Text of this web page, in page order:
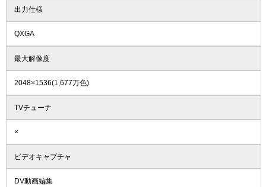
出力仕様
QXGA
最大解像度
2048×1536(1,677万色)
TVチューナ
×
ビデオキャプチャ
DV動画編集